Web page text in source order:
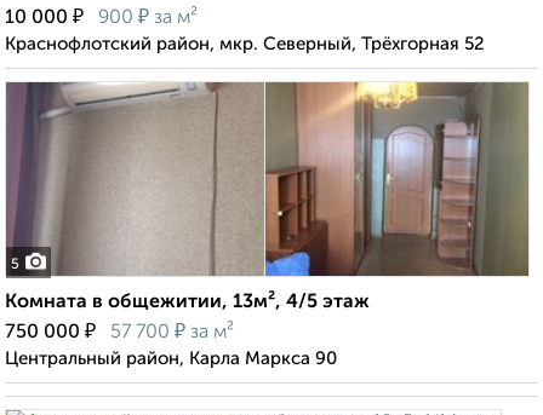
10 000 ₽ 900 ₽ за м²
Краснофлотский район, мкр. Северный, Трёхгорная 52
5
Комната в общежитии, 13м², 4/5 этаж
750 000 ₽ 57 700 ₽ за м²
Центральный район, Карла Маркса 90